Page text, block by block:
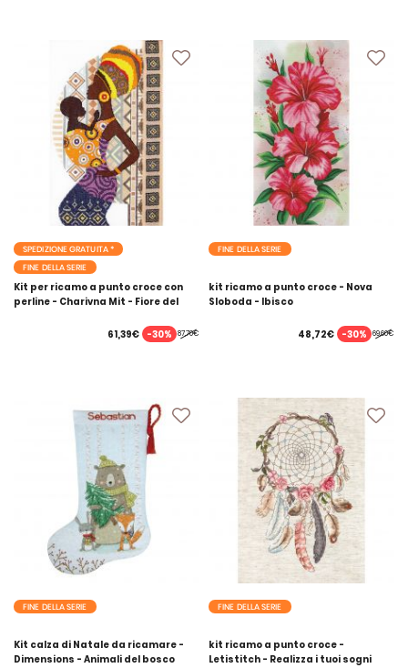
SPEDIZIONE GRATUITA *
FINE DELLA SERIE
Kit per ricamo a punto croce con
perline - Charivna Mit - Fiore del
87,70€
61,39€ -30%
FINE DELLA SERIE
kit ricamo a punto croce - Nova
Sloboda - Ibisco
69,60€
48,72€ -30%
FINE DELLA SERIE
Kit calza di Natale da ricamare -
Dimensions - Animali del bosco
FINE DELLA SERIE
kit ricamo a punto croce -
Letistitch - Realizza i tuoi sogni